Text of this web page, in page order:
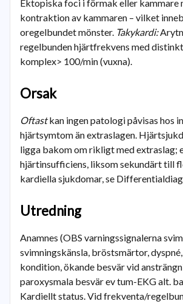
Ektopiska foci i förmak eller kammare
kontraktion av kammaren – vilket
oregelbundet mönster. Takykardi:
regelbunden hjärtfrekvens med
komplex> 100/min (vuxna).
Orsak
Oftastkan ingen patologi påvisas hos
hjärtsymtom än extraslagen.
ligga bakom om rikligt med extraslag;
hjärtinsufficiens, liksom sekundärt till
kardiella sjukdomar, se
Utredning
Anamnes (OBS varningssignalerna
svimningskänsla, bröstsmärtor,
kondition, ökande besvär vid
paroxysmala besvär ev tum-EKG alt.
Kardiellt status. Vid frekventa/